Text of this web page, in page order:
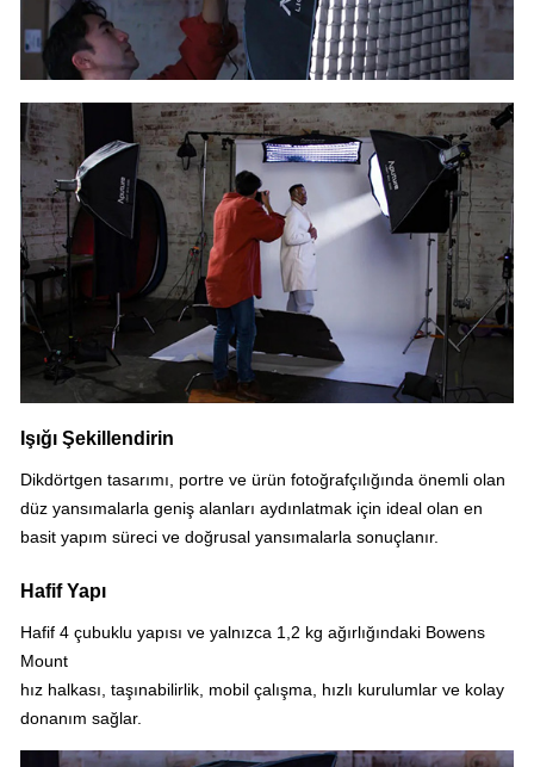
Işığı Şekillendirin
Dikdörtgen tasarımı, portre ve ürün fotoğrafçılığında önemli olan
düz yansımalarla geniş alanları aydınlatmak için ideal olan en
basit yapım süreci ve doğrusal yansımalarla sonuçlanır.
Hafif Yapı
Hafif 4 çubuklu yapısı ve yalnızca 1,2 kg ağırlığındaki Bowens
Mount
hız halkası, taşınabilirlik, mobil çalışma, hızlı kurulumlar ve kolay
donanım sağlar.